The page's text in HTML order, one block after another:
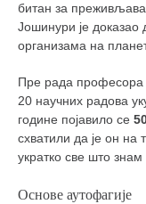
битан за
Јошинури је доказао
организама на
Пре рада професора
20 научних радова
године појавило се
схватили да је он на
укратко све што
Основе аутофагије